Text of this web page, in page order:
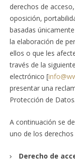
derechos de
oposición,
basadas
la elaboración de
ellos o que les
través de la
electrónico [
presentar una
Protección de Datos.
A continuación se
uno de los derechos
Derecho de